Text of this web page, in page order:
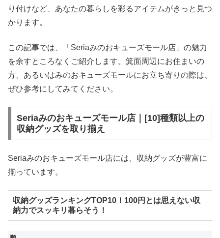
り付けなど、あなたの暮らしを彩るアイテムがきっと見つ
かります。
この記事では、「Seriaみのおキューズモール店」の魅力
を余すところなくご紹介します。箕面周辺にお住まいの
方、あるいはみのおキューズモールにお立ち寄りの際は、
ぜひ参考にしてみてください。
Seriaみのおキューズモール店｜[10]種類以上の
収納グッズを取り揃え
Seriaみのおキューズモール店には、収納グッズが豊富に
揃っています。
収納グッズランキングTOP10！100円とは思えない収
納力でスッキリ暮らそう！